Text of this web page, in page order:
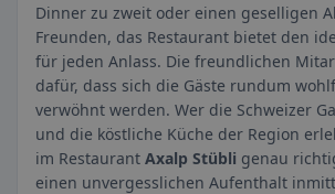
Dinner zu zweit oder einen geselligen
Freunden, das Restaurant bietet den
für jeden Anlass. Die freundlichen
dafür, dass sich die Gäste rundum
verwöhnt werden. Wer die Schweizer
und die köstliche Küche der Region
im Restaurant Axalp Stübli genau
einen unvergesslichen Aufenthalt